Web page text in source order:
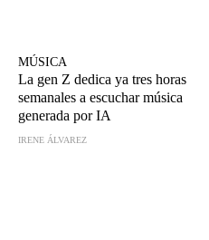
MÚSICA
La gen Z dedica ya tres horas
semanales a escuchar música
generada por IA
IRENE ÁLVAREZ